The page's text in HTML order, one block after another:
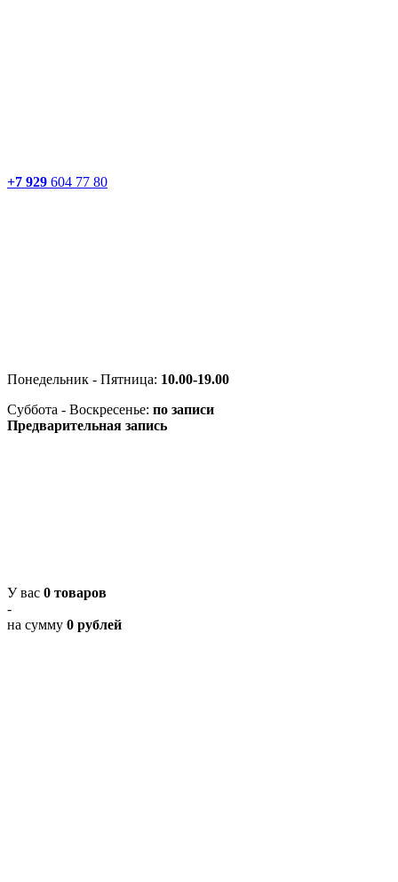
+7 929 604 77 80
Понедельник - Пятница: 10.00-19.00
Суббота - Воскресенье: по записи
Предварительная запись
У вас 0 товаров
-
на сумму 0 рублей